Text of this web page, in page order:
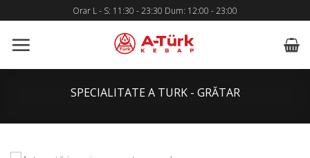
to
content
Orar L - S: 11:30 - 23:30 Dum: 12:00 - 23:00
SPECIALITATE A TURK - GRĂTAR